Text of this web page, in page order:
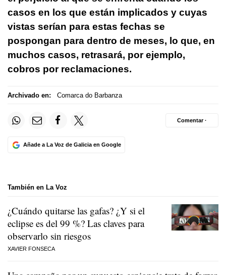
casos en los que están implicados y cuyas
vistas serían para estas fechas se
pospongan para dentro de meses, lo que, en
muchos casos, retrasará, por ejemplo,
cobros por reclamaciones.
Archivado en: Comarca do Barbanza
Añade a La Voz de Galicia en Google
Comentar ·
También en La Voz
¿Cuándo quitarse las gafas? ¿Y si el
eclipse es del 99 %? Las claves para
observarlo sin riesgos
XAVIER FONSECA